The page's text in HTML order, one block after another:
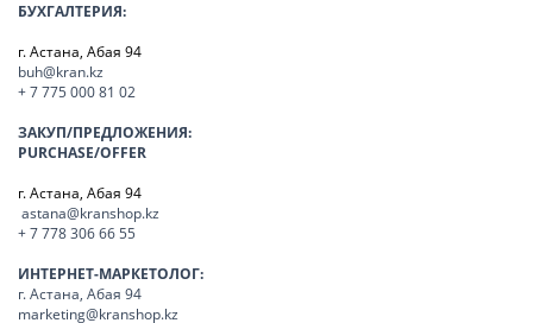
БУХГАЛТЕРИЯ:
г. Астана, Абая 94
buh@kran.kz
+ 7 775 000 81 02
ЗАКУП/ПРЕДЛОЖЕНИЯ:
PURCHASE/OFFER
г. Астана, Абая 94
astana@kranshop.kz
+ 7 778 306 66 55
ИНТЕРНЕТ-МАРКЕТОЛОГ:
г. Астана, Абая 94
marketing@kranshop.kz